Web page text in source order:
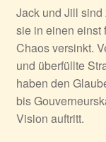
Jack und Jill
sie in einen einst
Chaos versinkt.
und überfüllte
haben den
bis
Vision auftritt.